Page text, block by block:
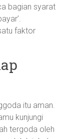
bagian syarat
faktor
itu aman.
kunjungi
tergoda oleh